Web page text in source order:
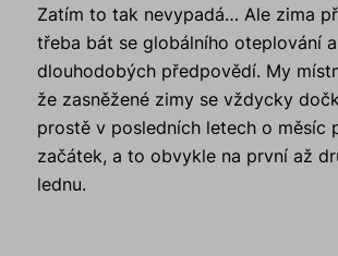
Zatím to tak nevypadá… Ale zima
třeba bát se globálního oteplování a
dlouhodobých předpovědí. My
že zasněžené zimy se vždycky
prostě v posledních letech o měsíc
začátek, a to obvykle na první až
lednu.